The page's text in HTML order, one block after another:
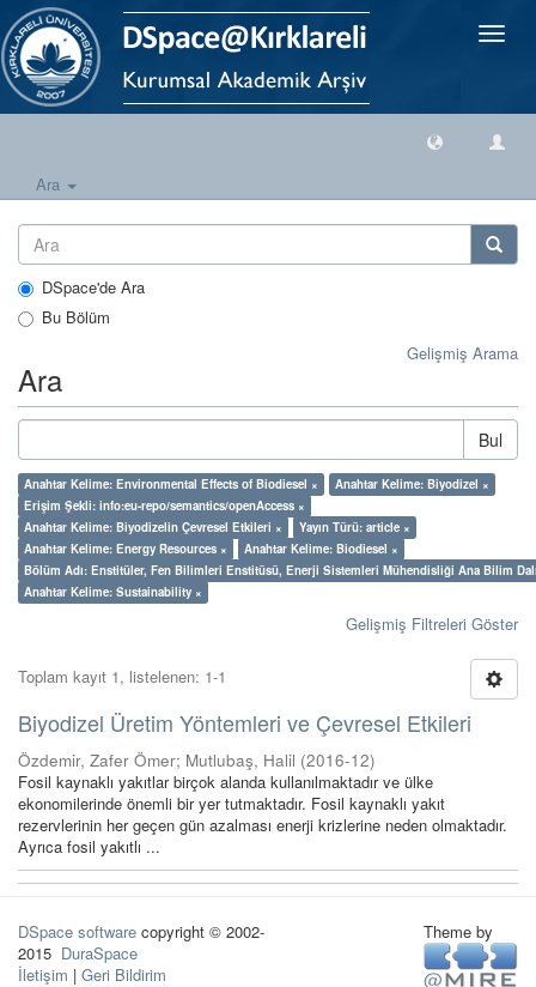
Geçiş
Ara
DSpace'de Ara
Bu Bölüm
Gelişmiş Arama
Ara
Bul
Anahtar Kelime: Environmental Effects of Biodiesel ×
Anahtar Kelime: Biyodizel ×
Erişim Şekli: info:eu-repo/semantics/openAccess ×
Anahtar Kelime: Biyodizelin Çevresel Etkileri ×
Yayın Türü: article ×
Anahtar Kelime: Energy Resources ×
Anahtar Kelime: Biodiesel ×
Bölüm Adı: Enstitüler, Fen Bilimleri Enstitüsü, Enerji Sistemleri Mühendisliği Ana Bilim
Anahtar Kelime: Sustainability ×
Gelişmiş Filtreleri Göster
Toplam kayıt 1, listelenen: 1-1
Biyodizel Üretim Yöntemleri ve Çevresel Etkileri
Özdemir, Zafer Ömer; Mutlubaş, Halil (2016-12)
Fosil kaynaklı yakıtlar birçok alanda kullanılmaktadır ve ülke
ekonomilerinde önemli bir yer tutmaktadır. Fosil kaynaklı yakıt
rezervlerinin her geçen gün azalması enerji krizlerine neden olmaktadır.
Ayrıca fosil yakıtlı ...
DSpace software copyright © 2002-
2015 DuraSpace
İletişim | Geri Bildirim
Theme by